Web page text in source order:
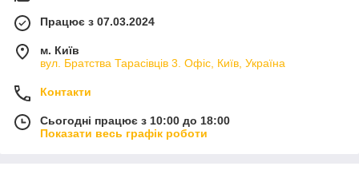
Працює з 07.03.2024
м. Київ
вул. Братства Тарасівців 3. Офіс, Київ, Україна
Контакти
Сьогодні працює з 10:00 до 18:00
Показати весь графік роботи